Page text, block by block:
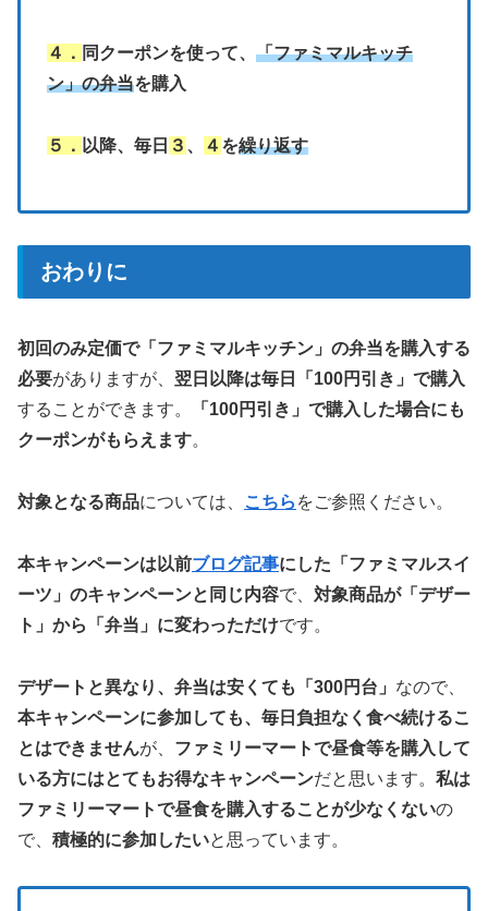
４． 同クーポンを使って、 「ファミマルキッチ
ン」の弁当を購入
５． 以降、毎日 ３ 、 ４ を繰り返す
おわりに
初回のみ定価で「ファミマルキッチン」の弁当を購入する
必要がありますが、 翌日以降は毎日「100円引き」で購入
することができます。
「100円引き」で購入した場合にも
クーポンがもらえます。
対象となる商品については、 こちら をご参照ください。
本キャンペーンは以前ブログ記事にした「ファミマルスイ
ーツ」のキャンペーンと同じ内容で、 対象商品が「デザー
ト」から「弁当」に変わっただけです。
デザートと異なり、弁当は安くても「300円台」 なので、
本キャンペーンに参加しても、毎日負担なく食べ続けるこ
とはできませんが、 ファミリーマートで昼食等を購入して
いる方にはとてもお得なキャンペーンだと思います。 私は
ファミリーマートで昼食を購入することが少なくないの
で、 積極的に参加したいと思っています。